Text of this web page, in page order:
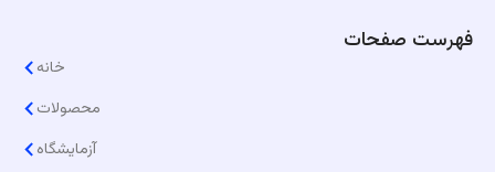
فهرست صفحات
خانه
محصولات
آزمایشگاه